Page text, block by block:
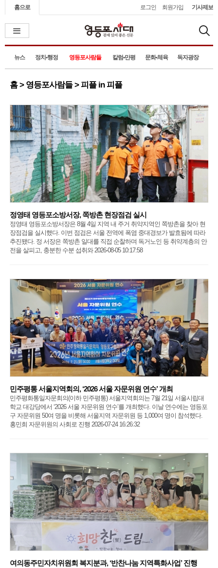
홈으로 로그인 회원가입 기사제보
뉴스 정치•행정 영등포사람들 칼럼•만평 문화•체육 독자광장
홈 > 영등포사람들 > 피플 in 피플
정영태 영등포소방서장, 쪽방촌 현장점검 실시
정영태 영등포소방서장은 8월 4일 지역 내 주거 취약지역인 쪽방촌을 찾아 현
장점검을 실시했다. 이번 점검은 서울 전역에 폭염 중대경보가 발효됨에 따라
추진됐다. 정 서장은 쪽방촌 일대를 직접 순찰하며 독거노인 등 취약계층의 안
전을 살피고, 충분한 수분 섭취와 2026-08-05 10:17:58
민주평통 서울지역회의, ‘2026 서울 자문위원 연수’ 개최
민주평화통일자문회의(이하 민주평통) 서울지역회의는 7월 21일 서울시립대
학교 대강당에서 ‘2026 서울 자문위원 연수’를 개최했다. 이날 연수에는 영등포
구 자문위원 50여 명을 비롯해 서울지역 자문위원 등 1,000여 명이 참석했다.
홍민희 자문위원의 사회로 진행 2026-07-24 16:26:32
여의동주민자치위원회 복지분과, ‘반찬나눔 지역특화사업’ 진행